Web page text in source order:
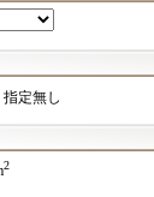
指定無し
2